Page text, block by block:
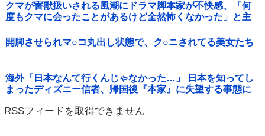
クマが害獣扱いされる風潮にドラマ脚本家が不快感、「何
度もクマに会ったことがあるけど全然怖くなかった」と主
張しており……他
開脚させられマ○コ丸出し状態で、ク○ニされてる美女たち
海外「日本なんて行くんじゃなかった…」 日本を知ってし
まったディズニー信者、帰国後『本家』に失望する事態に
RSSフィードを取得できません